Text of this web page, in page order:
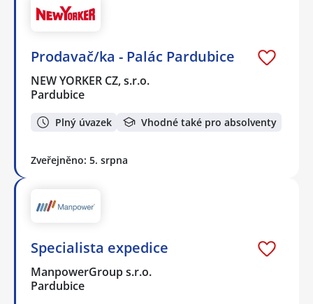
Prodavač/ka - Palác Pardubice
NEW YORKER CZ, s.r.o.
Pardubice
Plný úvazek Vhodné také pro absolventy
Zveřejněno: 5. srpna
Specialista expedice
ManpowerGroup s.r.o.
Pardubice